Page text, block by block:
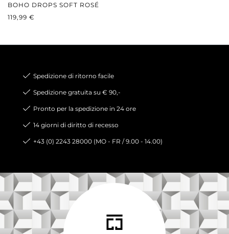
BOHO DROPS SOFT ROSÉ
PREZZO NORMALE:
119,99 €
Spedizione di ritorno facile
Spedizione gratuita su € 90,-
Pronto per la spedizione in 24 ore
14 giorni di diritto di recesso
+43 (0) 2243 28000 (MO - FR / 9.00 - 14.00)